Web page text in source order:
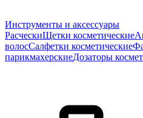
Инструменты и аксессуары
РасческиЩетки косметические
волосСалфетки косметические
парикмахерскиеДозаторы